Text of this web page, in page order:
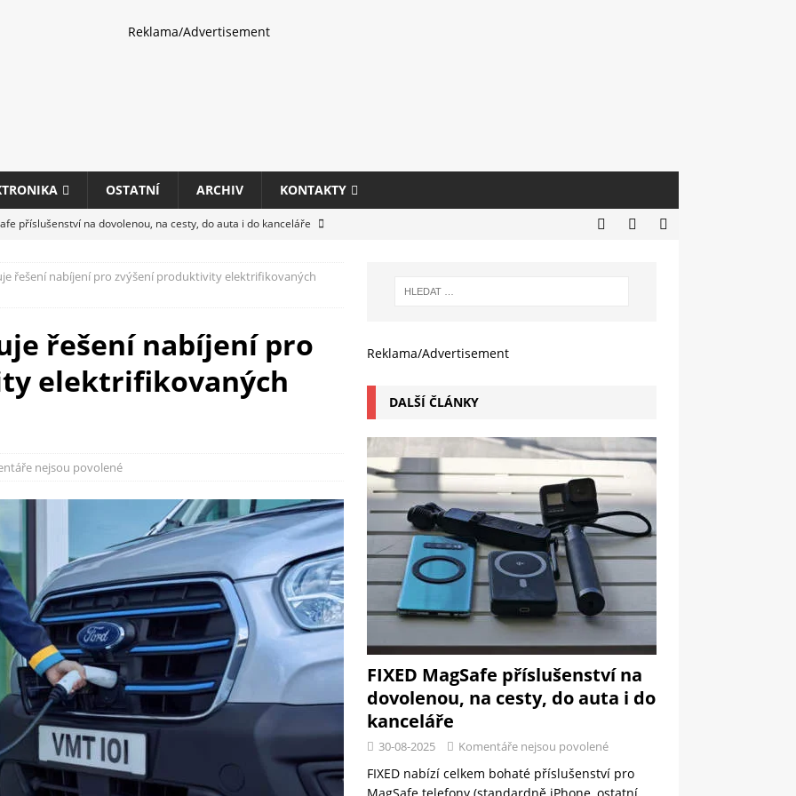
Reklama/Advertisement
OSTATNÍ ARCHIV KONTAKTY
příslušenství na dovolenou, na cesty, do auta i do kanceláře
COMPUTEX 2025 představí nové příslušenství pro hráče,
kancelářských tiskáren Canon imageFORCE s modely
na pizzu Cuisinart CPZ-120 promění vaši kuchyň na italskou pizzerii
růst krypto kasin: Co by měli vědět milovníci technologií
řešení nabíjení pro zvýšení produktivity elektrifikovaných
řešení nabíjení pro
elektrifikovaných
nejsou povolené
Reklama/Advertisement
DALŠÍ ČLÁNKY
FIXED MagSafe příslušenství na
dovolenou, na cesty, do auta i do
kanceláře
30-08-2025 Komentáře nejsou povolené
FIXED nabízí celkem bohaté příslušenství pro
MagSafe telefony (standardně iPhone, ostatní